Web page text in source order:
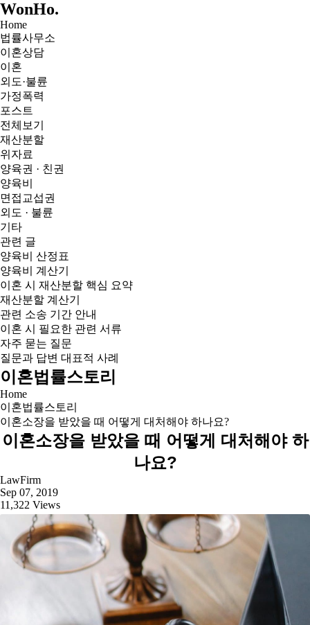
WonHo.
Home
법률사무소
이혼상담
이혼
외도·불륜
가정폭력
포스트
전체보기
재산분할
위자료
양육권 · 친권
양육비
면접교섭권
외도 · 불륜
기타
관련 글
양육비 산정표
양육비 계산기
이혼 시 재산분할 핵심 요약
재산분할 계산기
관련 소송 기간 안내
이혼 시 필요한 관련 서류
자주 묻는 질문
질문과 답변 대표적 사례
이혼법률스토리
Home
이혼법률스토리
이혼소장을 받았을 때 어떻게 대처해야 하나요?
이혼소장을 받았을 때 어떻게 대처해야 하
나요?
LawFirm
Sep 07, 2019
11,322 Views